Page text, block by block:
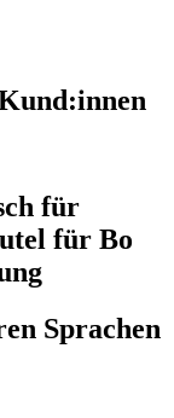
für
für Bo
Sprachen